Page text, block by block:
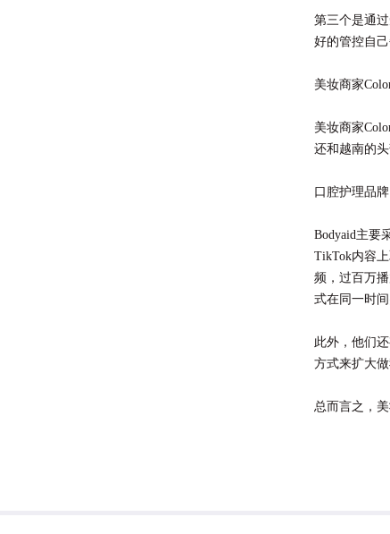
第三个是通
好的管控自
美妆商家
美妆商家
还和越南的
口腔护理品牌
Bodyaid主要
TikTok内容
频，过百万
式在同一时
此外，他们
方式来扩大做
总而言之，